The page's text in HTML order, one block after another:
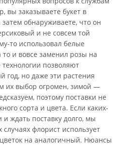
вы заказываете букет в
обнаруживаете, что он
и не совсем той
то использовал белые
и вовсе заменил розы на
позволяют
год, но даже эти растения
их выбор огромен, зимой —
поэтому поставки не
сорта и цвета. Если каких-
ждать поставку долго, мы
флорист использует
на аналогичный. Нюансы